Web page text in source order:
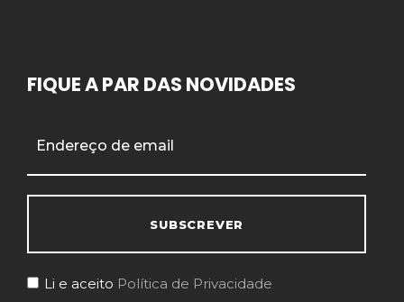
FIQUE A PAR DAS NOVIDADES
Li e aceito Política de Privacidade